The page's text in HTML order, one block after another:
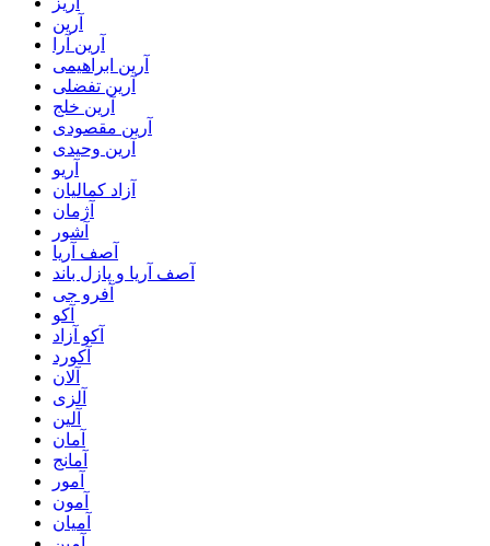
آرین
آرین آرا
آرین ابراهیمی
آرین تفضلی
آرین خلج
آرین مقصودی
آرین وحیدی
آریو
آزاد کمالیان
آژمان
آشور
آصف آریا
آصف آریا و پازل باند
آفرو جی
آکو
آکو آزاد
آکورد
آلان
آلزی
آلین
آمان
آمانج
آمور
آمون
آمیان